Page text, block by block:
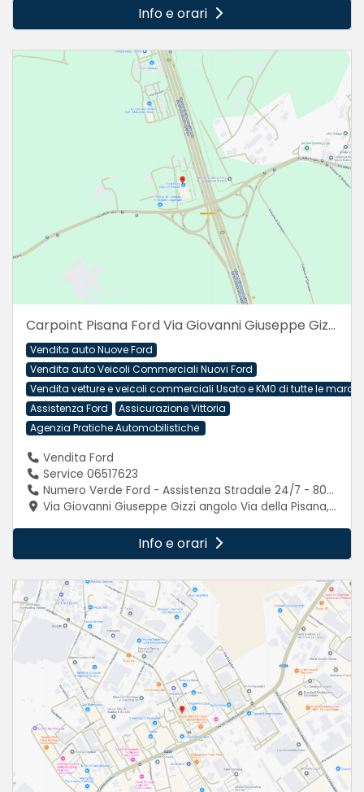
Info e orari
Carpoint Pisana Ford Via Giovanni Giuseppe Gizzi angolo Via della Pisana, snc
Vendita auto Nuove Ford
Vendita auto Veicoli Commerciali Nuovi Ford
Vendita vetture e veicoli commerciali Usato e KM0 di tutte le
Assistenza Ford
Assicurazione Vittoria
Agenzia Pratiche Automobilistiche
Vendita Ford
Service 06517623
Numero Verde Ford - Assistenza Stradale 24/7 - 800224433
Via Giovanni Giuseppe Gizzi angolo Via della Pisana, snc, 00163 Roma (RM)
Info e orari